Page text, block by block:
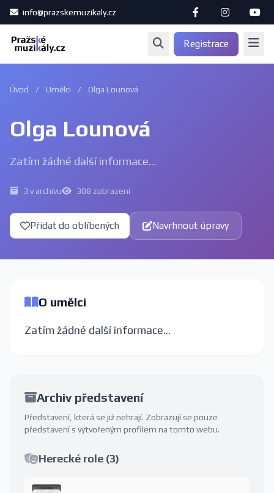
info@prazskemuzikaly.cz
Registrace
Úvod / Umělci / Olga Lounová
Olga Lounová
Zatím žádné další informace...
3 v archivu 308 zobrazení
Přidat do oblíbených Navrhnout úpravy
O umělci
Zatím žádné další informace...
Archiv představení
Představení, která se již nehrají. Zobrazují se pouze
představení s vytvořeným profilem na tomto webu.
Herecké role (3)